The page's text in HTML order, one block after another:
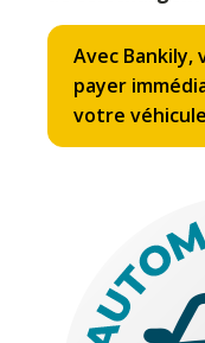
Avec Bankily,
payer
votre